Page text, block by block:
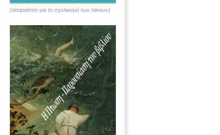
(απαραίτητο για το σχολιασμό των ταινιών)